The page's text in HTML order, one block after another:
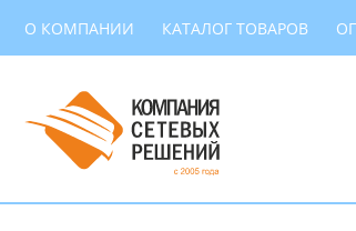
О КОМПАНИИ КАТАЛОГ ТОВАРОВ